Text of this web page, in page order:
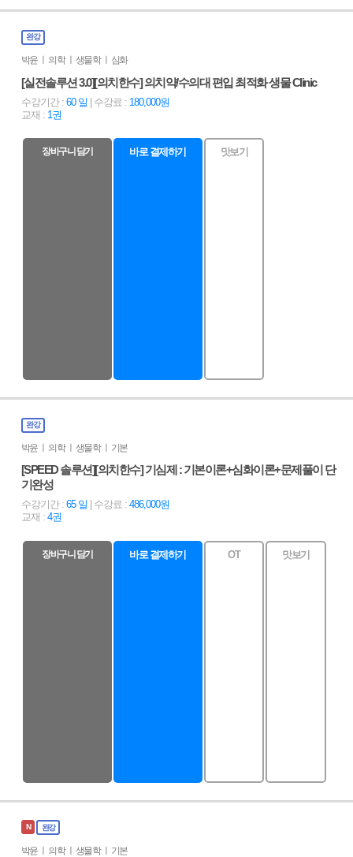
완강
박윤 ㅣ 의학 ㅣ 생물학 ㅣ 심화
[실전솔루션 3.0][의치한수] 의치약/수의대 편입 최적화 생물 Clinic
수강기간 : 60 일 | 수강료 : 180,000원
교재 : 1권
장바구니 담기 바로 결제하기 맛보기
완강
박윤 ㅣ 의학 ㅣ 생물학 ㅣ 기본
[SPEED 솔루션][의치한수] 기심제 : 기본이론+심화이론+문제풀이 단
기완성
수강기간 : 65 일 | 수강료 : 486,000원
교재 : 4권
장바구니 담기 바로 결제하기 OT 맛보기
N 완강
박윤 ㅣ 의학 ㅣ 생물학 ㅣ 기본